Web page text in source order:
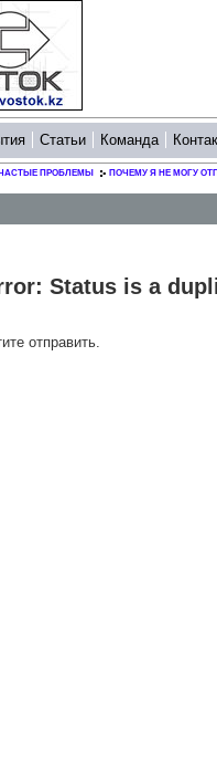
Статьи Команда
ПРОБЛЕМЫ ПОЧЕМУ Я НЕ МОГУ
Status is a
отправить.